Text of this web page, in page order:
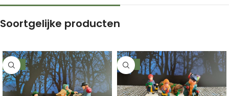
Soortgelijke producten
-66% -66%